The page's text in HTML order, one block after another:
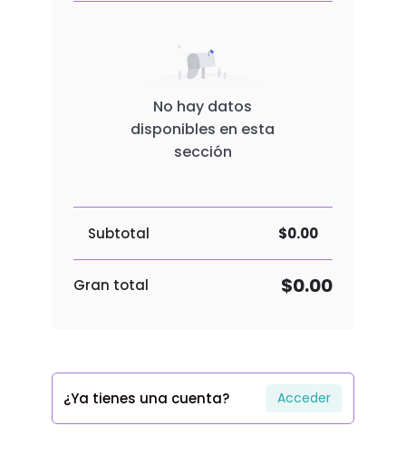
No hay datos
disponibles en esta
sección
Subtotal $0.00
Gran total $0.00
¿Ya tienes una cuenta? Acceder